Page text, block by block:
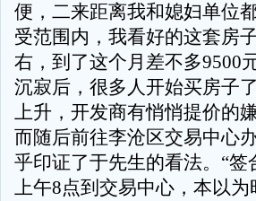
便，二来距离我和媳妇单位
受范围内，我看好的这套房
右，到了这个月差不多9500
沉寂后，很多人开始买房子
上升，开发商有悄悄提价的
而随后前往李沧区交易中心
乎印证了于先生的看法。“
上午8点到交易中心，本以